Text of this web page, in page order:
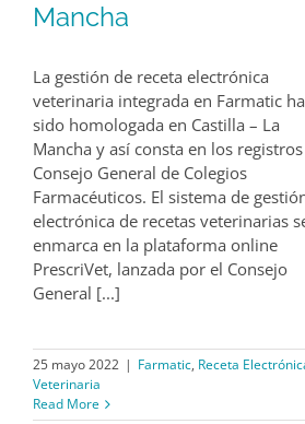
Mancha
La gestión de receta electrónica
veterinaria integrada en Farmatic ha
sido homologada en Castilla – La
Mancha y así consta en los
Consejo General de Colegios
Farmacéuticos. El sistema de
electrónica de recetas veterinarias
enmarca en la plataforma online
PrescriVet, lanzada por el Consejo
General [...]
25 mayo 2022 | Farmatic, Receta
Veterinaria
Read More